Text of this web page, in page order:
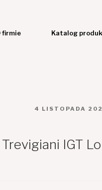
firmie Katalog
OPUBLIKOWANE
4 LISTOPADA
IGT